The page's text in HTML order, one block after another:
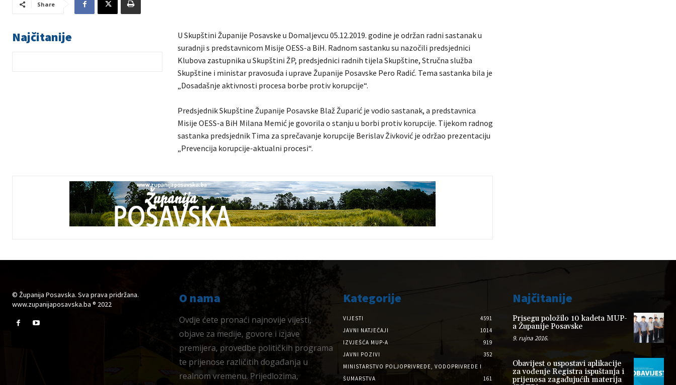
Share
Najčitanije
U Skupštini Županije Posavske u Domaljevcu 05.12.2019. godine je održan radni sastanak u
suradnji s predstavnicom Misije OESS-a BiH. Radnom sastanku su nazočili predsjednici
Klubova zastupnika u Skupštini ŽP, predsjednici radnih tijela Skupštine, Stručna služba
Skupštine i ministar pravosuđa i uprave Županije Posavske Pero Radić. Tema sastanka bila je
„Dosadašnje aktivnosti procesa borbe protiv korupcije“.
Predsjednik Skupštine Županije Posavske Blaž Župarić je vodio sastanak, a predstavnica
Misije OESS-a BiH Milana Memić je govorila o stanju u borbi protiv korupcije. Tijekom radnog
sastanka predsjednik Tima za sprečavanje korupcije Berislav Živković je održao prezentaciju
„Prevencija korupcije-aktualni procesi“.
© Županija Posavska. Sva prava pridržana.
www.zupanijaposavska.ba ® 2022
O nama
Ovdje ćete pronaći najnovije vijesti,
objave za medije, govore i izjave
premijera, provedbe političkih programa
te prijenose različitih događanja u
realnom vremenu. Prijedlozima,
Kategorije
VIJESTI
4591
JAVNI NATJEČAJI
1014
IZVJEŠĆA MUP-A
919
JAVNI POZIVI
352
MINISTARSTVO POLJOPRIVREDE, VODOPRIVREDE I
ŠUMARSTVA
161
Najčitanije
Prisegu položilo 10 kadeta MUP-
a Županije Posavske
9. rujna 2016.
Obavijest o uspostavi aplikacije
za vođenje Registra ispuštanja i
prijenosa zagađujućih materija